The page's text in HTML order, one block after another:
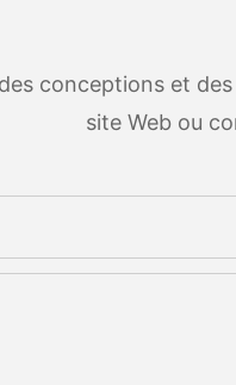
conceptions et
site Web ou